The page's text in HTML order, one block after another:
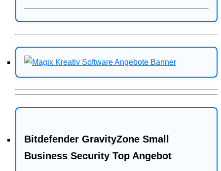
Bitdefender GravityZone Small
Business Security Top Angebot